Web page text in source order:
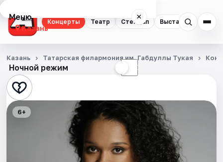
Концерты Театр Стендап Выставки
Меню ×
Казань
Концерты
Театр
Стендап
Ночной режим ☾
Казань Татарская филармония им. Габдуллы Тукая
6+